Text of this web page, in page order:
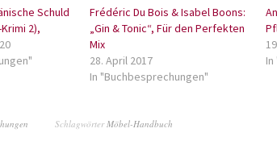
Schuld
2),
Frédéric Du Bois & Isabel Boons:
„Gin & Tonic“, Für den Perfekten
Mix
28. April 2017
In "Buchbesprechungen"
SchlagwörterMöbel-Handbuch